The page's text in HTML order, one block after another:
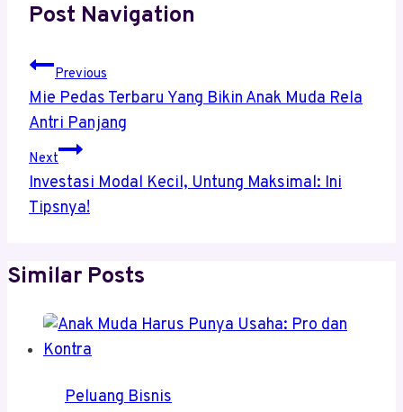
Post Navigation
Previous
Mie Pedas Terbaru Yang Bikin Anak Muda Rela
Antri Panjang
Next
Investasi Modal Kecil, Untung Maksimal: Ini
Tipsnya!
Similar Posts
Peluang Bisnis